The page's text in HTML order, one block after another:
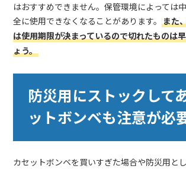
はおすすめできません。保管環境によっては
全に使用できなくなることがあります。また
は使用期限が決まっているので切れたものは
ょう。
防災用にストックして
ットボンベも注意が必
カセットボンベを買いすぎた場合や防災用と